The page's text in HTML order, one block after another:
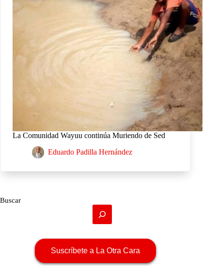
La Comunidad Wayuu continúa Muriendo de Sed
Eduardo Padilla Hernández
Buscar
Suscríbete a La Otra Cara